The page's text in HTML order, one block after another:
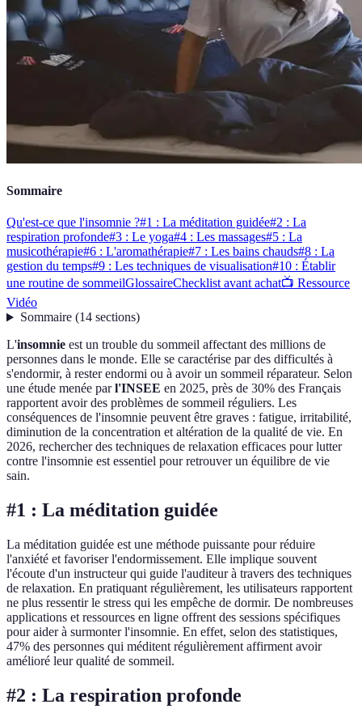
Sommaire
Qu'est-ce que l'insomnie ?#1 : La méditation guidée#2 : La
respiration profonde#3 : Le yoga#4 : Les massages#5 : La
musicothérapie#6 : L'aromathérapie#7 : Les bains chauds#8 : La
gestion du temps#9 : Les techniques de visualisation#10 : Établir
une routine de sommeilGlossaireChecklist avant achat📺 Ressource
Vidéo
Sommaire(14 sections)
L'insomnie est un trouble du sommeil affectant des millions de
personnes dans le monde. Elle se caractérise par des difficultés à
s'endormir, à rester endormi ou à avoir un sommeil réparateur. Selon
une étude menée parl'INSEE en 2025, près de 30% des Français
rapportent avoir des problèmes de sommeil réguliers. Les
conséquences de l'insomnie peuvent être graves : fatigue, irritabilité,
diminution de la concentration et altération de la qualité de vie. En
2026, rechercher des techniques de relaxation efficaces pour lutter
contre l'insomnie est essentiel pour retrouver un équilibre de vie
sain.
#1 : La méditation guidée
La méditation guidée est une méthode puissante pour réduire
l'anxiété et favoriser l'endormissement. Elle implique souvent
l'écoute d'un instructeur qui guide l'auditeur à travers des techniques
de relaxation. En pratiquant régulièrement, les utilisateurs rapportent
ne plus ressentir le stress qui les empêche de dormir. De nombreuses
applications et ressources en ligne offrent des sessions spécifiques
pour aider à surmonter l'insomnie. En effet, selon des statistiques,
47% des personnes qui méditent régulièrement affirment avoir
amélioré leur qualité de sommeil.
#2 : La respiration profonde